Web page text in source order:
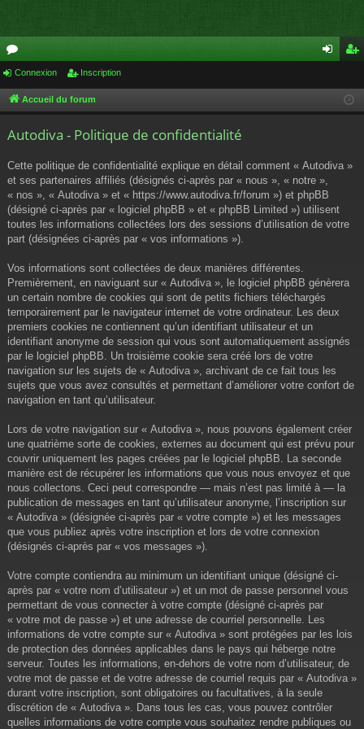
or
u cri
Connexion Inscription
Accueil du forum
Autodiva - Politique de confidentialité
Cette politique de confidentialité explique en détail comment « Autodiva »
et ses partenaires affiliés (désignés ci-après par « nous », « notre »,
« nos », « Autodiva » et « https://www.autodiva.fr/forum ») et phpBB
(désigné ci-après par « logiciel phpBB » et « phpBB Limited ») utilisent
toutes les informations collectées lors des sessions d’utilisation de votre
part (désignées ci-après par « vos informations »).
Vos informations sont collectées de deux manières différentes.
Premièrement, en naviguant sur « Autodiva », le logiciel phpBB génèrera
un certain nombre de cookies qui sont de petits fichiers téléchargés
temporairement par le navigateur internet de votre ordinateur. Les deux
premiers cookies ne contiennent qu’un identifiant utilisateur et un
identifiant anonyme de session qui vous sont automatiquement assignés
par le logiciel phpBB. Un troisième cookie sera créé lors de votre
navigation sur les sujets de « Autodiva », archivant de ce fait tous les
sujets que vous avez consultés et permettant d’améliorer votre confort de
navigation en tant qu’utilisateur.
Lors de votre navigation sur « Autodiva », nous pouvons également créer
une quatrième sorte de cookies, externes au document qui est prévu pour
couvrir uniquement les pages créées par le logiciel phpBB. La seconde
manière est de récupérer les informations que vous nous envoyez et que
nous collectons. Ceci peut correspondre — mais n’est pas limité à — la
publication de messages en tant qu’utilisateur anonyme, l’inscription sur
« Autodiva » (désignée ci-après par « votre compte ») et les messages
que vous publiez après votre inscription et lors de votre connexion
(désignés ci-après par « vos messages »).
Votre compte contiendra au minimum un identifiant unique (désigné ci-
après par « votre nom d’utilisateur ») et un mot de passe personnel vous
permettant de vous connecter à votre compte (désigné ci-après par
« votre mot de passe ») et une adresse de courriel personnelle. Les
informations de votre compte sur « Autodiva » sont protégées par les lois
de protection des données applicables dans le pays qui héberge notre
serveur. Toutes les informations, en-dehors de votre nom d’utilisateur, de
votre mot de passe et de votre adresse de courriel requis par « Autodiva »
durant votre inscription, sont obligatoires ou facultatives, à la seule
discrétion de « Autodiva ». Dans tous les cas, vous pouvez contrôler
quelles informations de votre compte vous souhaitez rendre publiques ou